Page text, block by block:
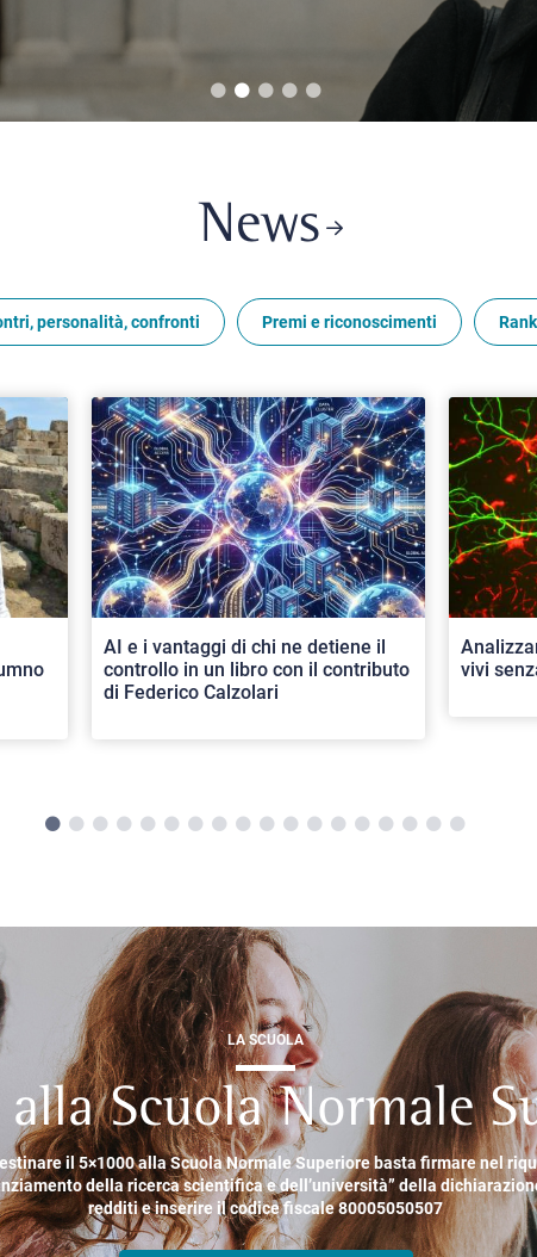
News
personalità, confronti Premi e riconoscimenti
AI e i vantaggi di chi ne detiene il
controllo in un libro con il contributo
di Federico Calzolari
vivi
LA SCUOLA
Scuola Normale
il 5×1000 alla Scuola Normale Superiore basta firmare nel
della ricerca scientifica e dell’università” della
redditi e inserire il codice fiscale 80005050507